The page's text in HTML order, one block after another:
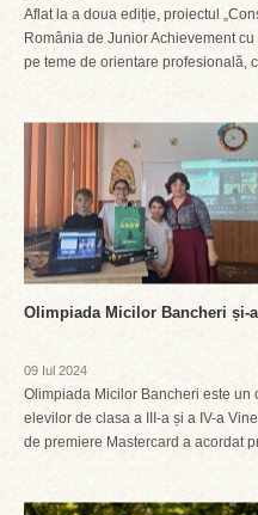
Aflat la a doua ediție, proiectul
România de Junior Achievement
pe teme de orientare profesională,
Olimpiada Micilor Bancheri și-
09 Iul 2024
Olimpiada Micilor Bancheri este
elevilor de clasa a III-a și a IV-a
de premiere Mastercard a acordat